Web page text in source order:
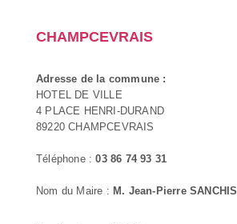
CHAMPCEVRAIS
Adresse de la commune :
HOTEL DE VILLE
4 PLACE HENRI-DURAND
89220 CHAMPCEVRAIS
Téléphone :03 86 74 93 31
Nom du Maire : M. Jean-Pierre SANCHIS